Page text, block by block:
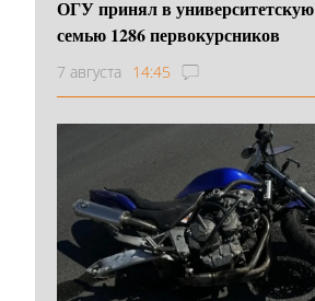
ОГУ принял в университетскую
семью 1286 первокурсников
7 августа 14:45